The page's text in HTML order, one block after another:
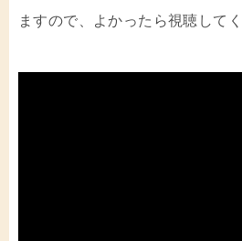
ますので、よかったら視聴してく